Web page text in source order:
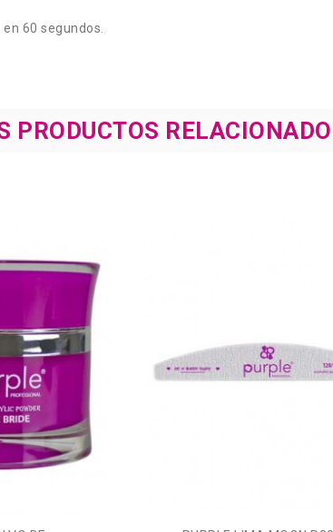
60 segundos.
PRODUCTOS